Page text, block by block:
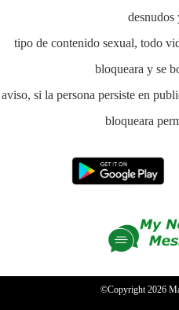
desnudos
tipo de contenido sexual, todo
bloqueara y se
aviso, si la persona persiste en
bloqueara
©Copyright 2026